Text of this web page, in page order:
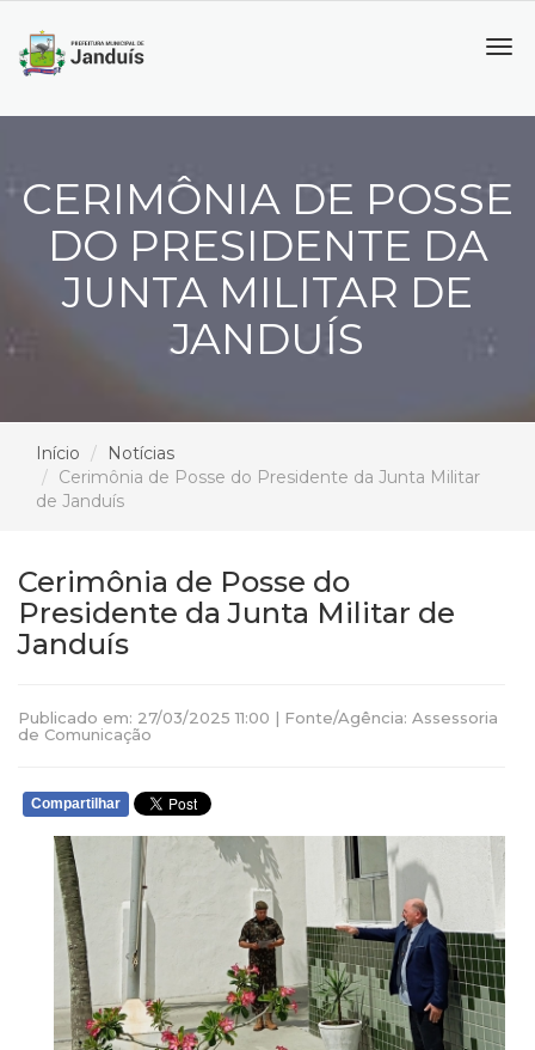
CERIMÔNIA DE POSSE
DO PRESIDENTE DA
JUNTA MILITAR DE
JANDUÍS
Início
Notícias
Cerimônia de Posse do Presidente da Junta Militar
de Janduís
Cerimônia de Posse do
Presidente da Junta Militar de
Janduís
Publicado em: 27/03/2025 11:00 | Fonte/Agência: Assessoria
de Comunicação
Compartilhar